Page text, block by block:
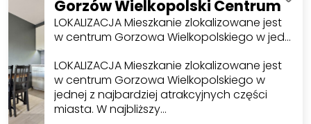
Gorzów Wielkopolski Centrum
LOKALIZACJA Mieszkanie zlokalizowane jest
w centrum Gorzowa Wielkopolskiego w jed…
LOKALIZACJA Mieszkanie zlokalizowane jest
w centrum Gorzowa Wielkopolskiego w
jednej z najbardziej atrakcyjnych części
miasta. W najbliższy…